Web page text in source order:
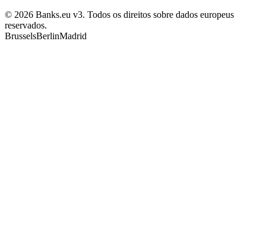
© 2026 Banks.eu v3. Todos os direitos sobre dados europeus
reservados.
BrusselsBerlinMadrid